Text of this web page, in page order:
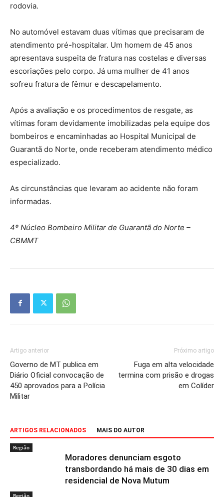
rodovia.
No automóvel estavam duas vítimas que precisaram de
atendimento pré-hospitalar. Um homem de 45 anos
apresentava suspeita de fratura nas costelas e diversas
escoriações pelo corpo. Já uma mulher de 41 anos
sofreu fratura de fêmur e descapelamento.
Após a avaliação e os procedimentos de resgate, as
vítimas foram devidamente imobilizadas pela equipe dos
bombeiros e encaminhadas ao Hospital Municipal de
Guarantã do Norte, onde receberam atendimento médico
especializado.
As circunstâncias que levaram ao acidente não foram
informadas.
4º Núcleo Bombeiro Militar de Guarantã do Norte –
CBMMT
Artigo anterior
Governo de MT publica em
Diário Oficial convocação de
450 aprovados para a Polícia
Militar
Próximo artigo
Fuga em alta velocidade
termina com prisão e drogas
em Colíder
ARTIGOS RELACIONADOS MAIS DO AUTOR
Região
Moradores denunciam esgoto
transbordando há mais de 30 dias em
residencial de Nova Mutum
Região